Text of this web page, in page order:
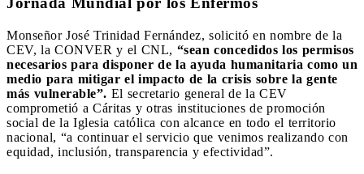
Monseñor José Trinidad Fernández, solicitó en nombre de la
CEV, la CONVER y el CNL, “sean concedidos los permisos
necesarios para disponer de la ayuda humanitaria como un
medio para mitigar el impacto de la crisis sobre la gente
más vulnerable”. El secretario general de la CEV
comprometió a Cáritas y otras instituciones de promoción
social de la Iglesia católica con alcance en todo el territorio
nacional, “a continuar el servicio que venimos realizando con
equidad, inclusión, transparencia y efectividad”.